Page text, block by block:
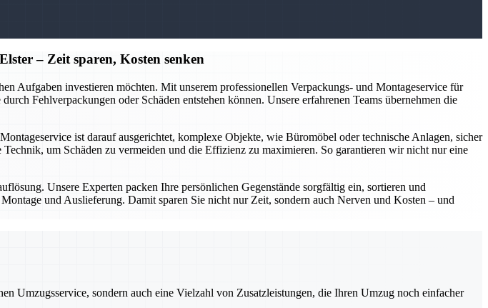
– Zeit sparen, Kosten senken
Aufgaben investieren möchten. Mit unserem professionellen Verpackungs- und Montageservice für
Fehlverpackungen oder Schäden entstehen können. Unsere erfahrenen Teams übernehmen die
ist darauf ausgerichtet, komplexe Objekte, wie Büromöbel oder technische Anlagen, sicher
um Schäden zu vermeiden und die Effizienz zu maximieren. So garantieren wir nicht nur eine
Unsere Experten packen Ihre persönlichen Gegenstände sorgfältig ein, sortieren und
und Auslieferung. Damit sparen Sie nicht nur Zeit, sondern auch Nerven und Kosten – und
Umzugsservice, sondern auch eine Vielzahl von Zusatzleistungen, die Ihren Umzug noch einfacher